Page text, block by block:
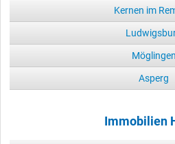
Kernen im
Möglingen
Asperg
Immobilien